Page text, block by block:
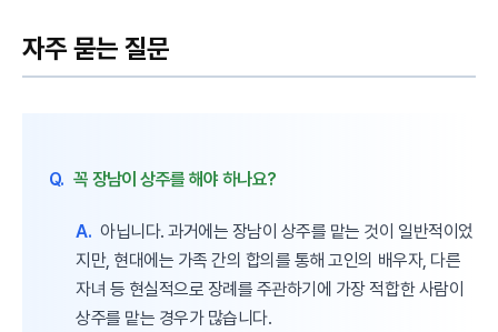
자주 묻는 질문
Q. 꼭 장남이 상주를 해야 하나요?
A. 아닙니다. 과거에는 장남이 상주를 맡는 것이 일반적이었
지만, 현대에는 가족 간의 합의를 통해 고인의 배우자, 다른
자녀 등 현실적으로 장례를 주관하기에 가장 적합한 사람이
상주를 맡는 경우가 많습니다.